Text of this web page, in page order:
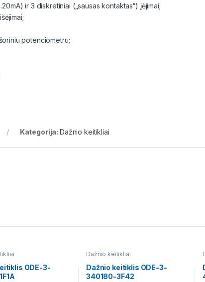
ir 3 diskretiniai („sausas kontaktas“) įėjimai;
potenciometru;
Kategorija: Dažnio keitikliai
ODE-3-
Dažnio keitikliai
Dažnio keitiklis ODE-3-
340180-3F42